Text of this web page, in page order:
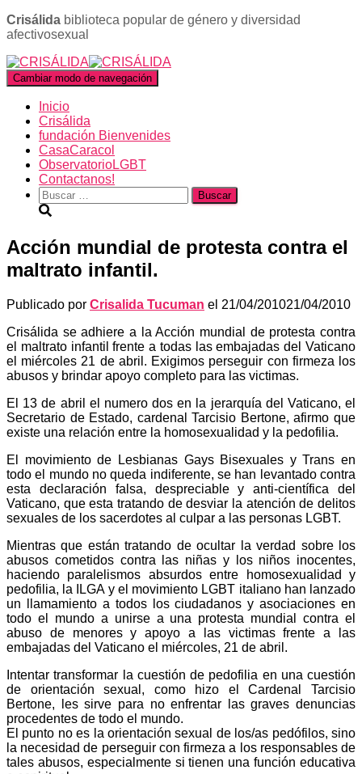
Crisálida biblioteca popular de género y diversidad
afectivosexual
Cambiar modo de navegación
Inicio
Crisálida
fundación Bienvenides
CasaCaracol
ObservatorioLGBT
Contactanos!
Buscar:
Acción mundial de protesta contra el
maltrato infantil.
Publicado por Crisalida Tucuman el 21/04/201021/04/2010
Crisálida se adhiere a la Acción mundial de protesta contra
el maltrato infantil frente a todas las embajadas del Vaticano
el miércoles 21 de abril. Exigimos perseguir con firmeza los
abusos y brindar apoyo completo para las victimas.
El 13 de abril el numero dos en la jerarquía del Vaticano, el
Secretario de Estado, cardenal Tarcisio Bertone, afirmo que
existe una relación entre la homosexualidad y la pedofilia.
El movimiento de Lesbianas Gays Bisexuales y Trans en
todo el mundo no queda indiferente, se han levantado contra
esta declaración falsa, despreciable y anti-científica del
Vaticano, que esta tratando de desviar la atención de delitos
sexuales de los sacerdotes al culpar a las personas LGBT.
Mientras que están tratando de ocultar la verdad sobre los
abusos cometidos contra las niñas y los niños inocentes,
haciendo paralelismos absurdos entre homosexualidad y
pedofilia, la ILGA y el movimiento LGBT italiano han lanzado
un llamamiento a todos los ciudadanos y asociaciones en
todo el mundo a unirse a una protesta mundial contra el
abuso de menores y apoyo a las victimas frente a las
embajadas del Vaticano el miércoles, 21 de abril.
Intentar transformar la cuestión de pedofilia en una cuestión
de orientación sexual, como hizo el Cardenal Tarcisio
Bertone, les sirve para no enfrentar las graves denuncias
procedentes de todo el mundo.
El punto no es la orientación sexual de los/as pedófilos, sino
la necesidad de perseguir con firmeza a los responsables de
tales abusos, especialmente si tienen una función educativa